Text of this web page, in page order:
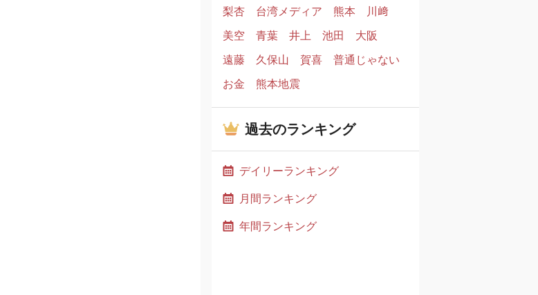
梨杏
台湾メディア 熊本
川﨑
美空
青葉 井上 池田
大阪
遠藤
久保山 賀喜
普通じゃない
お金
熊本地震
過去のランキング
デイリーランキング
月間ランキング
年間ランキング